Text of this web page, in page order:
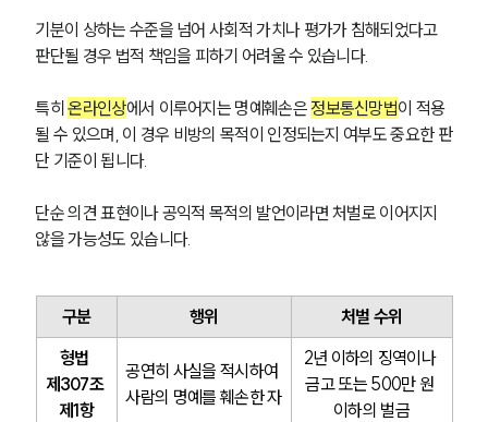
기분이 상하는 수준을 넘어 사회적 가치나 평가가 침해되었다고
판단될 경우 법적 책임을 피하기 어려울 수 있습니다.
특히 온라인상에서 이루어지는 명예훼손은 정보통신망법이 적용
될 수 있으며, 이 경우 비방의 목적이 인정되는지 여부도 중요한 판
단 기준이 됩니다.
단순 의견 표현이나 공익적 목적의 발언이라면 처벌로 이어지지
않을 가능성도 있습니다.
구분 행위
처벌 수위
형법
제307조
제1항
공연히 사실을 적시하여
사람의 명예를 훼손한 자
2년 이하의 징역이나
금고 또는 500만 원
이하의 벌금